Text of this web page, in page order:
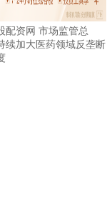
配资网 市场监管总
续加大医药领域反垄断